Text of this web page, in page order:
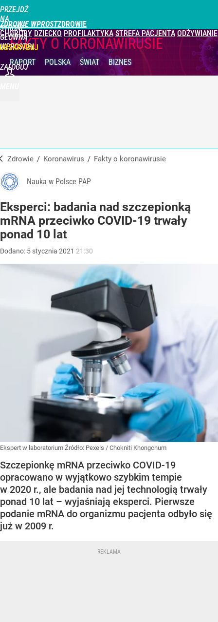
PRZEJDŹ
NA
STRONĘ
GŁÓWNĄ
WPROST.PL
ZDROWIE WPROST
CHOROBY DZIECKO PROFILAKTYKA STREFA PACJENTA ODŻYWIANIE
ZALOGUJ
FAKTY O KORONAWIRUSIE
RAPORT POLSKA ŚWIAT BIZNES
Zdrowie / Koronawirus / Fakty o koronawirusie
Nauka w Polsce PAP
Eksperci: badania nad szczepionką
mRNA przeciwko COVID-19 trwały
ponad 10 lat
Dodano: 5 stycznia 2021 21:30
Ekspert w laboratorium Źródło: Pexels / Chokniti Khongchum
Szczepionkę mRNA przeciwko COVID-19
opracowano w wyjątkowo szybkim tempie
w 2020 r., ale badania nad jej technologią trwały
ponad 10 lat – wyjaśniają eksperci. Pierwsze
podanie mRNA do organizmu pacjenta odbyło się
już w 2009 r.